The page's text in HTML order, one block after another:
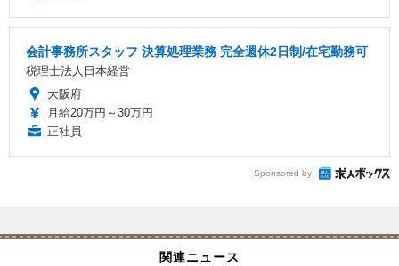
会計事務所スタッフ 決算処理業務 完全週休2日制/在宅勤務可
税理士法人日本経営
大阪府
月給20万円～30万円
正社員
Sponsored by
関連ニュース